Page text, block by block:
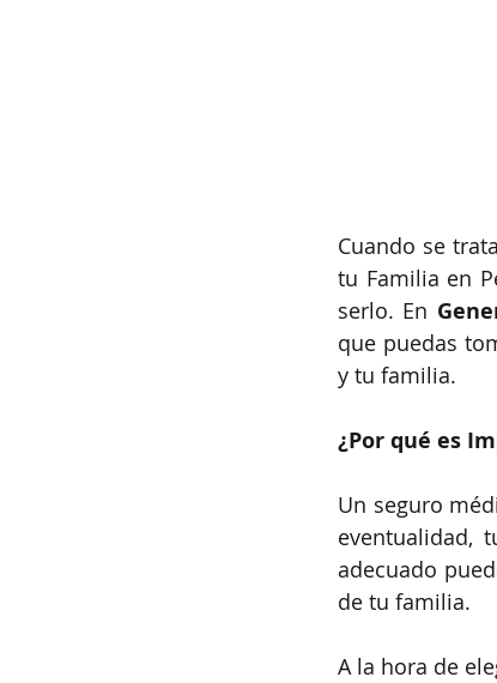
Cuando se
tu Familia en
serlo. En
que puedas
y tu familia.
¿Por qué es
Un seguro
eventualidad,
adecuado
de tu familia.
A la hora de